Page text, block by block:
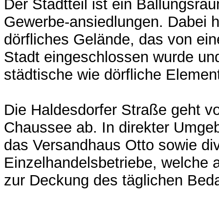
Der Stadtteil ist ein
Gewerbe-ansiedlungen. Dabei
dörfliches Gelände, das von
Stadt eingeschlossen wurde
städtische wie dörfliche
Die Haldesdorfer Straße geht
Chaussee ab. In direkter
das Versandhaus Otto sowie
Einzelhandelsbetriebe, welche
zur Deckung des täglichen